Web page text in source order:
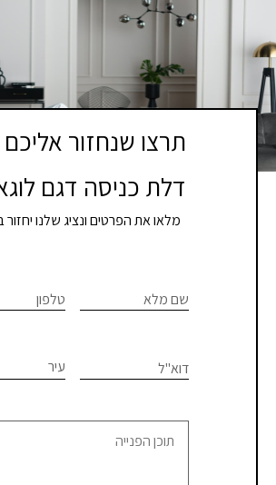
תרצו שנחזור אליכם
דלת כניסה דגם
מלאו את הפרטים ונציג שלנו
פגישת
או
הצעת
שם מלא טלפון
דוא"ל עיר
are
this
field